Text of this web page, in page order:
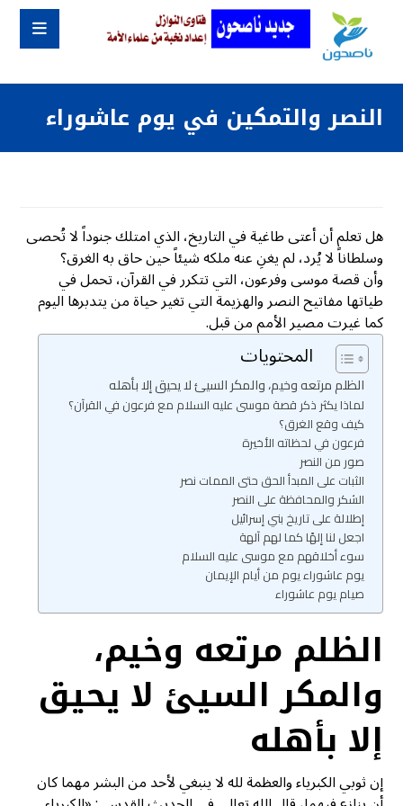
النصر والتمكين في يوم عاشوراء
هل تعلم أن أعتى طاغية في التاريخ، الذي امتلك جنوداً لا تُحصى
وسلطاناً لا يُرد، لم يغنِ عنه ملكه شيئاً حين حاق به الغرق؟
وأن قصة موسى وفرعون، التي تتكرر في القرآن، تحمل في
طياتها مفاتيح النصر والهزيمة التي تغير حياة من يتدبرها اليوم
كما غيرت مصير الأمم من قبل.
المحتويات
الظلم مرتعه وخيم، والمكر السيئ لا يحيق إلا بأهله
لماذا يكثر ذكر قصة موسى عليه السلام مع فرعون في القرآن؟
كيف وقع الغرق؟
فرعون في لحظاته الأخيرة
صور من النصر
الثبات على المبدأ الحق حتى الممات نصر
الشكر والمحافظة على النصر
إطلالة على تاريخ بني إسرائيل
اجعل لنا إلهًا كما لهم آلهة
سوء أخلاقهم مع موسى عليه السلام
يوم عاشوراء يوم من أيام الإيمان
صيام يوم عاشوراء
الظلم مرتعه وخيم،
والمكر السيئ لا يحيق
إلا بأهله
إن ثوبي الكبرياء والعظمة لله لا ينبغي لأحد من البشر مهما كان